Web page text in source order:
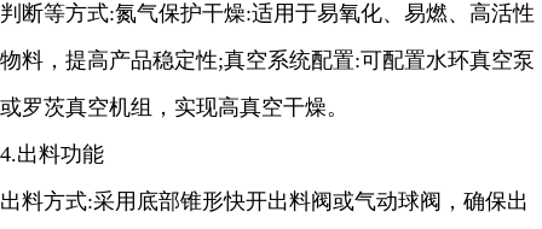
判断等方式:氮气保护干燥:适用于易氧化、易燃、高活性
物料，提高产品稳定性;真空系统配置:可配置水环真空泵
或罗茨真空机组，实现高真空干燥。
4.出料功能
出料方式:采用底部锥形快开出料阀或气动球阀，确保出